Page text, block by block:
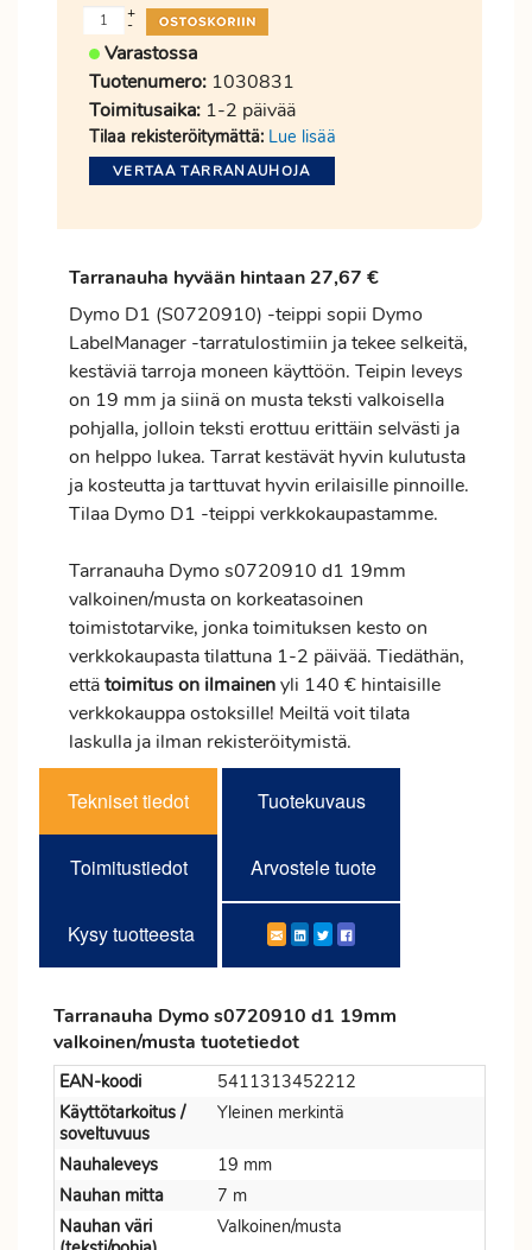
-
+
Varastossa
Tuotenumero: 1030831
Toimitusaika: 1-2 päivää
Tilaa rekisteröitymättä: Lue lisää
VERTAA TARRANAUHOJA
Tarranauha hyvään hintaan 27,67 €
Dymo D1 (S0720910) -teippi sopii Dymo
LabelManager -tarratulostimiin ja tekee selkeitä,
kestäviä tarroja moneen käyttöön. Teipin leveys
on 19 mm ja siinä on musta teksti valkoisella
pohjalla, jolloin teksti erottuu erittäin selvästi ja
on helppo lukea. Tarrat kestävät hyvin kulutusta
ja kosteutta ja tarttuvat hyvin erilaisille pinnoille.
Tilaa Dymo D1 -teippi verkkokaupastamme.
Tarranauha Dymo s0720910 d1 19mm
valkoinen/musta on korkeatasoinen
toimistotarvike, jonka toimituksen kesto on
verkkokaupasta tilattuna 1-2 päivää. Tiedäthän,
ettätoimituson ilmainenyli 140 € hintaisille
verkkokauppa ostoksille! Meiltä voit tilata
laskulla ja ilman rekisteröitymistä.
Tekniset tiedot Tuotekuvaus
Toimitustiedot Arvostele tuote
Kysy tuotteesta
Tarranauha Dymo s0720910 d1 19mm
valkoinen/musta tuotetiedot
EAN-koodi
5411313452212
Käyttötarkoitus /
soveltuvuus
Yleinen merkintä
Nauhaleveys
19 mm
Nauhan mitta
7 m
Nauhan väri
Valkoinen/musta